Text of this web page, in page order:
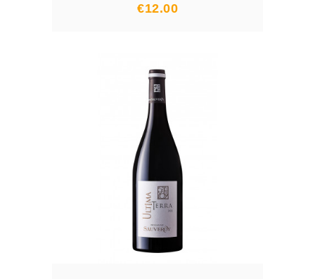
Prix
€12.00